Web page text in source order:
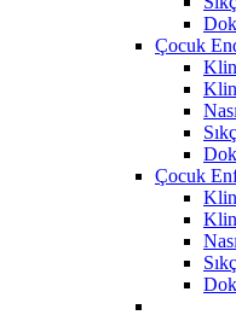
Çocuk
Çocuk